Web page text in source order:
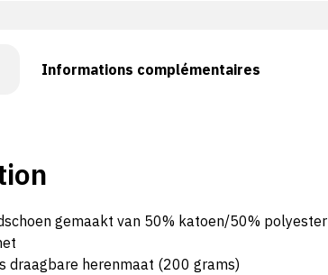
Informations complémentaires
gemaakt van 50% katoen/50% polyester
draagbare herenmaat (200 grams)